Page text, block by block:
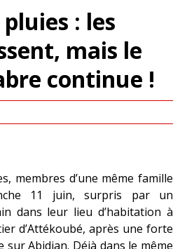
: les
mais le
continue !
membres d’une même famille
11 juin, surpris par un
dans leur lieu d’habitation à
d’Attékoubé, après une forte
sur Abidjan. Déjà dans le même